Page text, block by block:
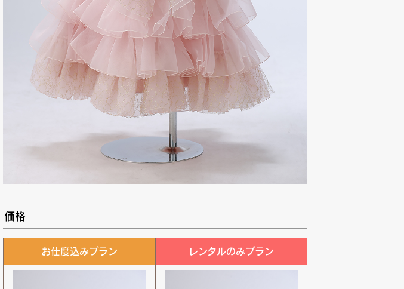
価格
お仕度込みプラン レンタルのみプラン